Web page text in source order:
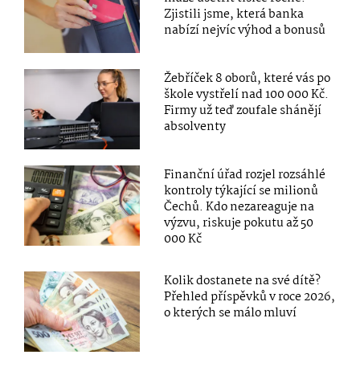
Zjistili jsme, která banka
nabízí nejvíc výhod a bonusů
Žebříček 8 oborů, které vás po
škole vystřelí nad 100 000 Kč.
Firmy už teď zoufale shánějí
absolventy
Finanční úřad rozjel rozsáhlé
kontroly týkající se milionů
Čechů. Kdo nezareaguje na
výzvu, riskuje pokutu až 50
000 Kč
Kolik dostanete na své dítě?
Přehled příspěvků v roce 2026,
o kterých se málo mluví